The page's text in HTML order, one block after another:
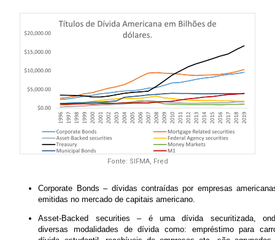
Fonte: SIFMA, Fred
Corporate Bonds – dívidas contraídas por empresas
emitidas no mercado de capitais americano.
Asset-Backed securities – é uma dívida securitizada,
diversas modalidades de dívida como: empréstimo para